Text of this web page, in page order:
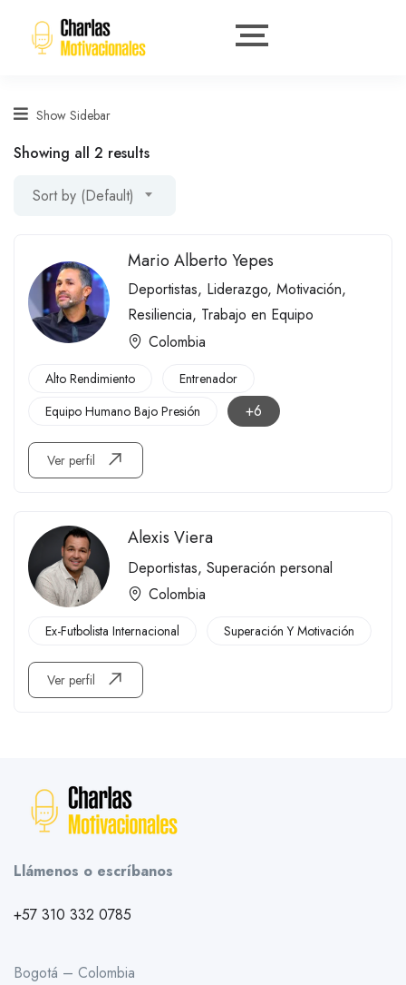
Show Sidebar
Showing all 2 results
Sort by (Default)
Mario Alberto Yepes
Deportistas, Liderazgo, Motivación,
Resiliencia, Trabajo en Equipo
Colombia
Alto Rendimiento
Entrenador
Equipo Humano Bajo Presión
+6
Ver perfil
Alexis Viera
Deportistas, Superación personal
Colombia
Ex-Futbolista Internacional Superación Y Motivación
Ver perfil
Llámenos o escríbanos
+57 310 332 0785
Bogotá – Colombia